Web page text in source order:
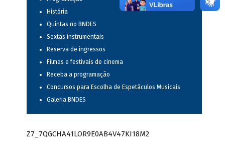
História
Quintas no BNDES
Sextas instrumentais
Reserva de ingressos
Filmes e festivais de cinema
Receba a programação
Concursos para Escolha de Espetáculos Musicais
Galeria BNDES
Z7_7QGCHA41LOR9E0AB4V47KI18M2